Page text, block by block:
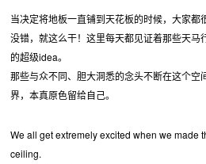
当决定将地板一直铺到天花板的时候，大家都
没错，就这么干！这里每天都见证着那些天马
的超级idea。
那些与众不同、胆大洞悉的念头不断在这个
界，本真原色留给自己。
We all get extremely excited when we made
ceiling.